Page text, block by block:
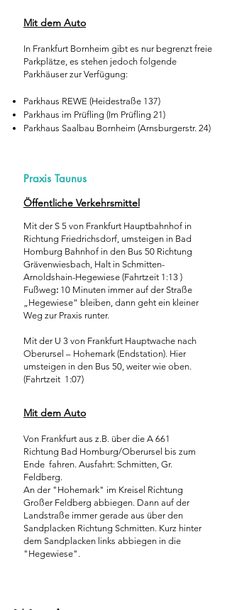
Mit dem Auto
In Frankfurt Bornheim gibt es nur begrenzt freie
Parkplätze, es stehen jedoch folgende
Parkhäuser zur Verfügung:
Parkhaus REWE (Heidestraße 137)
Parkhaus im Prüfling (Im Prüfling 21)
Parkhaus Saalbau Bornheim (Arnsburgerstr. 24)
Praxis Taunus
Öffentliche Verkehrsmittel
Mit der S 5 von Frankfurt Hauptbahnhof in
Richtung Friedrichsdorf, umsteigen in Bad
Homburg Bahnhof in den Bus 50 Richtung
Grävenwiesbach, Halt in Schmitten-
Arnoldshain-Hegewiese (Fahrtzeit 1:13 )
Fußweg: 10 Minuten immer auf der Straße
„Hegewiese“ bleiben, dann geht ein kleiner
Weg zur Praxis runter.
Mit der U 3 von Frankfurt Hauptwache nach
Oberursel – Hohemark (Endstation). Hier
umsteigen in den Bus 50, weiter wie oben.
(Fahrtzeit 1:07)
Mit dem Auto
Von Frankfurt aus z.B. über die A 661
Richtung Bad Homburg/Oberursel bis zum
Ende fahren. Ausfahrt: Schmitten, Gr.
Feldberg.
An der "Hohemark" im Kreisel Richtung
Großer Feldberg abbiegen. Dann auf der
Landstraße immer gerade aus über den
Sandplacken Richtung Schmitten. Kurz hinter
dem Sandplacken links abbiegen in die
"Hegewiese".